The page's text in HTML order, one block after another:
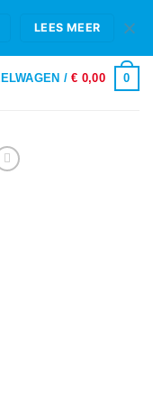
LOGIN
/€ 0,00 0
LEES MEER